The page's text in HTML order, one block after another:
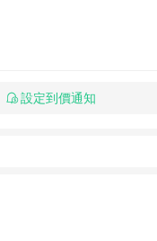
設定到價通知